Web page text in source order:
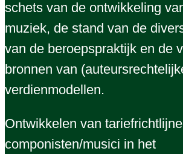
schets van de ontwikkeling
muziek, de stand van de
van de beroepspraktijk en de
bronnen van
verdienmodellen.
Ontwikkelen van
componisten/musici in het